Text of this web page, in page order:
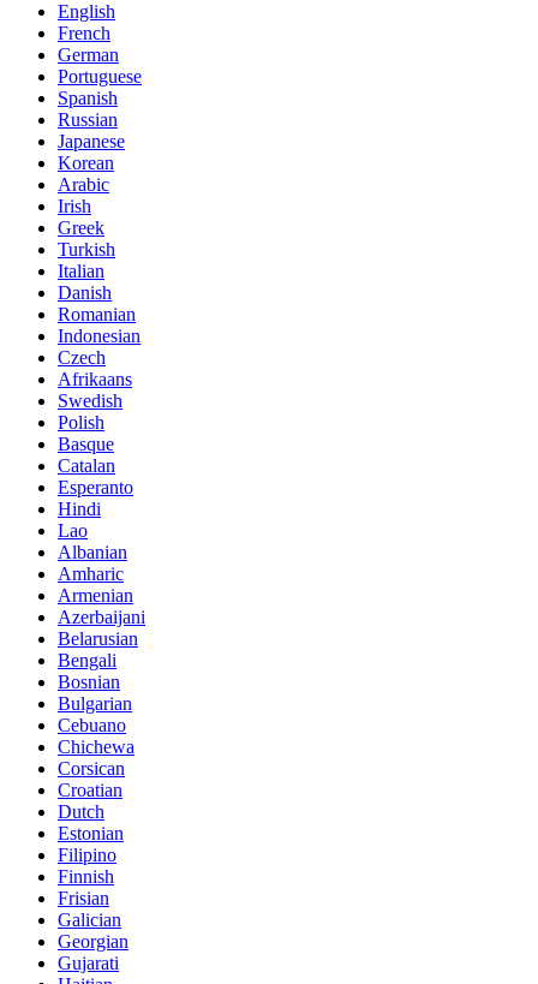
English
French
German
Portuguese
Spanish
Russian
Japanese
Korean
Arabic
Irish
Greek
Turkish
Italian
Danish
Romanian
Indonesian
Czech
Afrikaans
Swedish
Polish
Basque
Catalan
Esperanto
Hindi
Lao
Albanian
Amharic
Armenian
Azerbaijani
Belarusian
Bengali
Bosnian
Bulgarian
Cebuano
Chichewa
Corsican
Croatian
Dutch
Estonian
Filipino
Finnish
Frisian
Galician
Georgian
Gujarati